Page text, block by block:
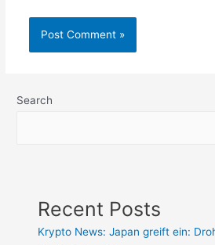
Search
Recent Posts
Krypto News: Japan greift ein: